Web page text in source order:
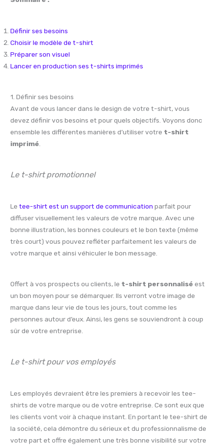
Définir ses besoins
Choisir le modèle de t-shirt
Préparer son visuel
Lancer en production ses t-shirts imprimés
1. Définir ses besoins
Avant de vous lancer dans le design de votre t-shirt, vous
devez définir vos besoins et pour quels objectifs. Voyons donc
ensemble les différentes manières d’utiliser votre t-shirt
imprimé.
Le t-shirt promotionnel
Letee-shirt est un support de communication parfait pour
diffuser visuellement les valeurs de votre marque. Avec une
bonne illustration, les bonnes couleurs et le bon texte (même
très court) vous pouvez refléter parfaitement les valeurs de
votre marque et ainsi véhiculer le bon message.
Offert à vos prospects ou clients, le t-shirt personnalisé est
un bon moyen pour se démarquer. Ils verront votre image de
marque dans leur vie de tous les jours, tout comme les
personnes autour d’eux. Ainsi, les gens se souviendront à coup
sûr de votre entreprise.
Le t-shirt pour vos employés
Les employés devraient être les premiers à recevoir les tee-
shirts de votre marque ou de votre entreprise. Ce sont eux que
les clients vont voir à chaque instant. En portant le tee-shirt de
la société, cela démontre du sérieux et du professionnalisme de
votre part et offre également une très bonne visibilité sur votre